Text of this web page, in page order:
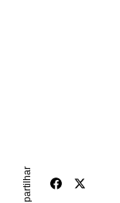
partilhar